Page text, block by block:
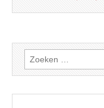
Zoeken
naar: